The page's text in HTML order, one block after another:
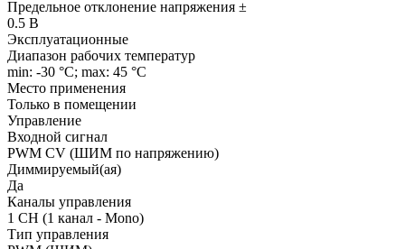
Предельное отклонение напряжения ±
0.5 В
Эксплуатационные
Диапазон рабочих температур
min: -30 °C; max: 45 °C
Место применения
Только в помещении
Управление
Входной сигнал
PWM СV (ШИМ по напряжению)
Диммируемый(ая)
Да
Каналы управления
1 CH (1 канал - Mono)
Тип управления